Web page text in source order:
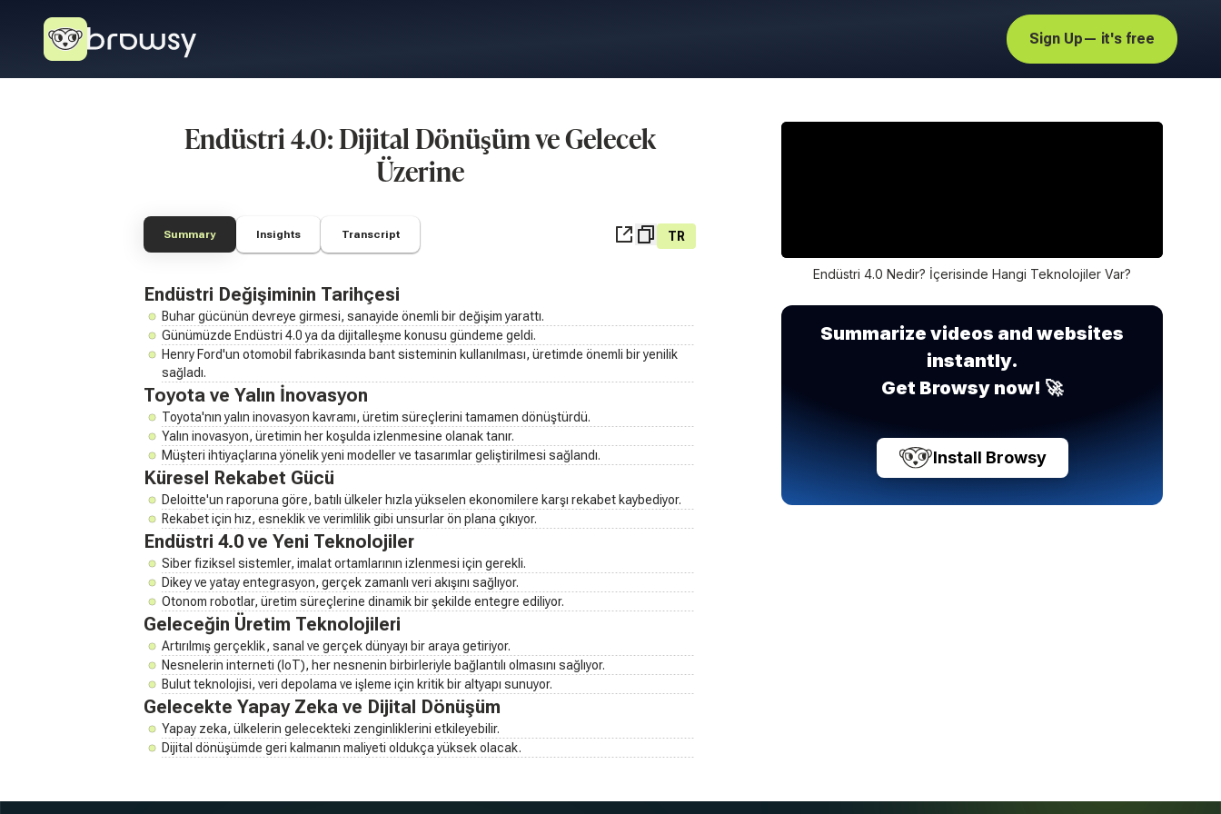
Sign Up— it's free
Endüstri 4.0: Dijital Dönüşüm ve Gelecek
Üzerine
Summary Insights Transcript TR
Endüstri Değişiminin Tarihçesi
Buhar gücünün devreye girmesi, sanayide önemli bir değişim yarattı.
Günümüzde Endüstri 4.0 ya da dijitalleşme konusu gündeme geldi.
Henry Ford'un otomobil fabrikasında bant sisteminin kullanılması, üretimde önemli bir yenilik
sağladı.
Toyota ve Yalın İnovasyon
Toyota'nın yalın inovasyon kavramı, üretim süreçlerini tamamen dönüştürdü.
Yalın inovasyon, üretimin her koşulda izlenmesine olanak tanır.
Müşteri ihtiyaçlarına yönelik yeni modeller ve tasarımlar geliştirilmesi sağlandı.
Küresel Rekabet Gücü
Deloitte'un raporuna göre, batılı ülkeler hızla yükselen ekonomilere karşı rekabet kaybediyor.
Rekabet için hız, esneklik ve verimlilik gibi unsurlar ön plana çıkıyor.
Endüstri 4.0 ve Yeni Teknolojiler
Siber fiziksel sistemler, imalat ortamlarının izlenmesi için gerekli.
Dikey ve yatay entegrasyon, gerçek zamanlı veri akışını sağlıyor.
Otonom robotlar, üretim süreçlerine dinamik bir şekilde entegre ediliyor.
Geleceğin Üretim Teknolojileri
Artırılmış gerçeklik, sanal ve gerçek dünyayı bir araya getiriyor.
Nesnelerin interneti (IoT), her nesnenin birbirleriyle bağlantılı olmasını sağlıyor.
Bulut teknolojisi, veri depolama ve işleme için kritik bir altyapı sunuyor.
Gelecekte Yapay Zeka ve Dijital Dönüşüm
Yapay zeka, ülkelerin gelecekteki zenginliklerini etkileyebilir.
Dijital dönüşümde geri kalmanın maliyeti oldukça yüksek olacak.
Endüstri 4.0 Nedir? İçerisinde Hangi Teknolojiler Var?
Summarize videos and websites
instantly.
Get Browsy now! 🚀
Install Browsy